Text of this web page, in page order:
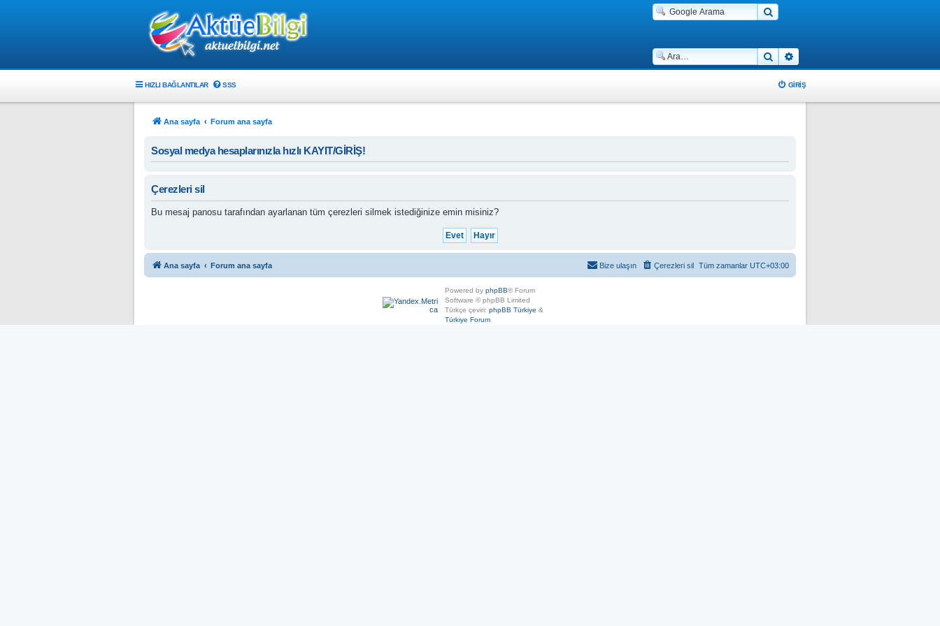
Ara
HIZLI BAĞLANTILAR SSS GIRIŞ
Ana sayfa Forum ana sayfa
Sosyal medya hesaplarınızla hızlı KAYIT/GİRİŞ!
Çerezleri sil
Bu mesaj panosu tarafından ayarlanan tüm çerezleri silmek istediğinize emin misiniz?
Ana sayfa Forum ana sayfa Tüm zamanlar UTC+03:00
Çerezleri sil
Bize ulaşın
Powered by phpBB® Forum
Software © phpBB Limited
Türkçe çeviri: phpBB Türkiye &
Türkiye Forum